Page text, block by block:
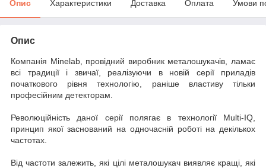
Опис Характеристики Доставка Оплата Умови
Опис
Компанія Minelab, провідний виробник металошукачів, ламає
всі традиції і звичаї, реалізуючи в новій серії приладів
початкового рівня технологію, раніше властиву тільки
професійним детекторам.
Революційність даної серії полягає в технології Multi-IQ,
принцип якої заснований на одночасній роботі на декількох
частотах.
Від частоти залежить, які цілі металошукач виявляє кращі, які